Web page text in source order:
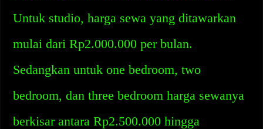
Untuk studio, harga sewa yang ditawarkan
mulai dari Rp2.000.000 per bulan.
Sedangkan untuk one bedroom, two
bedroom, dan three bedroom harga sewanya
berkisar antara Rp2.500.000 hingga